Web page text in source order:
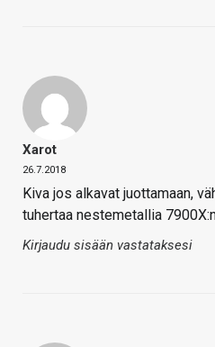
Xarot
26.7.2018
Kiva jos alkavat juottamaan,
tuhertaa nestemetallia
Kirjaudu sisään vastataksesi